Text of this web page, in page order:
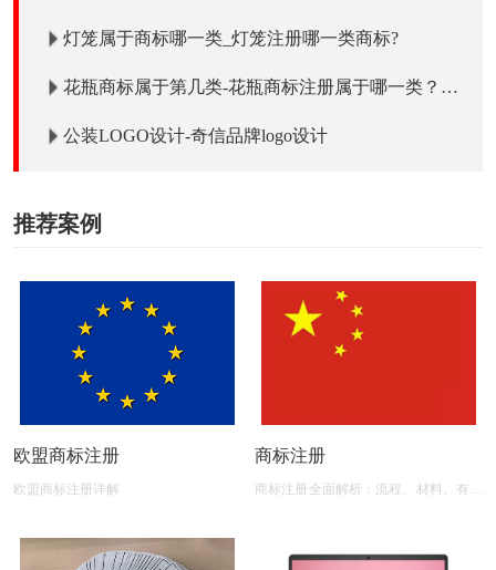
灯笼属于商标哪一类_灯笼注册哪一类商标?
花瓶商标属于第几类-花瓶商标注册属于哪一类？
公装LOGO设计-奇信品牌logo设计
推荐案例
欧盟商标注册
欧盟商标注册详解
商标注册
商标注册全面解析：流程、材料、有效